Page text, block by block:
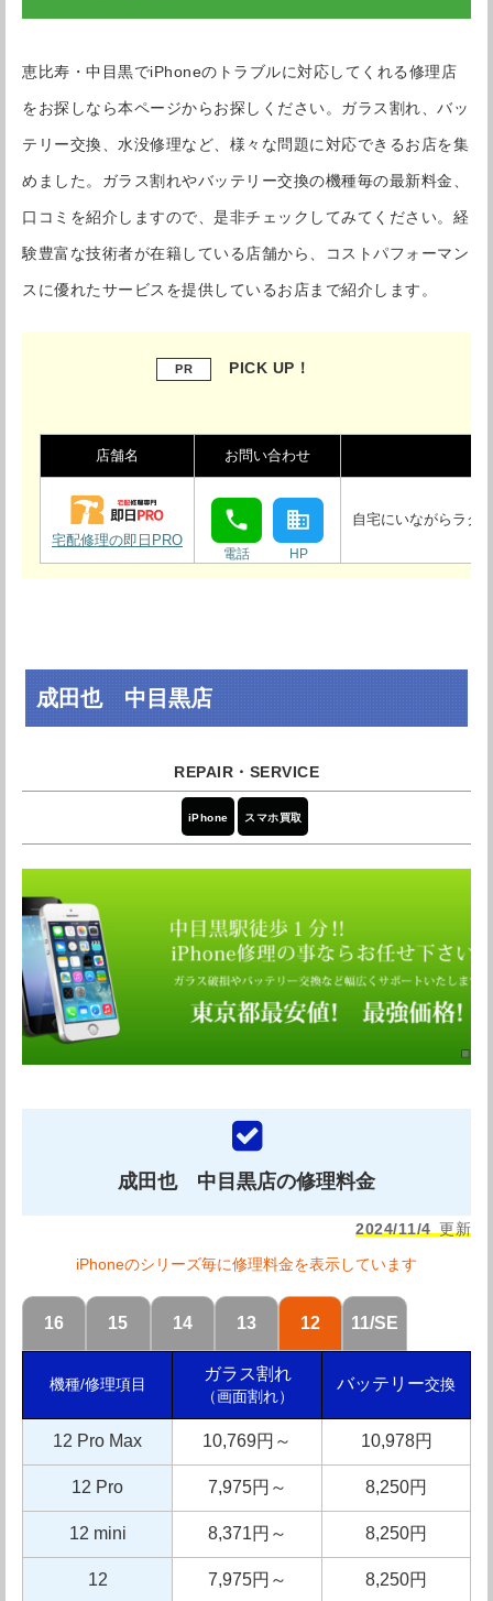
恵比寿・中目黒でiPhoneのトラブルに対応してくれる修理店
をお探しなら本ページからお探しください。ガラス割れ、バッ
テリー交換、水没修理など、様々な問題に対応できるお店を集
めました。ガラス割れやバッテリー交換の機種毎の最新料金、
口コミを紹介しますので、是非チェックしてみてください。経
験豊富な技術者が在籍している店舗から、コストパフォーマン
スに優れたサービスを提供しているお店まで紹介します。
PR PICK UP！
店舗名 お問い合わせ
宅配修理の即日PRO
自宅にいながらラク
成田也 中目黒店
iPhone スマホ買取
成田也 中目黒店の修理料金
iPhoneのシリーズ毎に修理料金を表示しています
16 15 14 13 12 11/SE
機種/修理項目
ガラス割れ
（画面割れ）
バッテリー交換
12 Pro Max 10,769円～ 10,978円
12 Pro 7,975円～ 8,250円
12 mini 8,371円～ 8,250円
12 7,975円～ 8,250円
2024/11/4更新